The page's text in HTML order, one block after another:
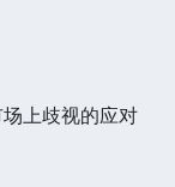
上歧视的应对